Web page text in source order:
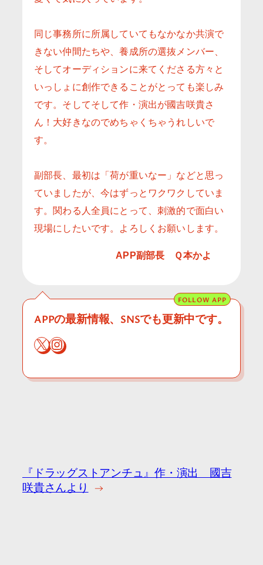
同じ事務所に所属していてもなかなか共演で
きない仲間たちや、養成所の選抜メンバー、
そしてオーディションに来てくださる方々と
いっしょに創作できることがとっても楽しみ
です。そしてそして作・演出が國吉咲貴さ
ん！大好きなのでめちゃくちゃうれしいで
す。
副部長、最初は「荷が重いなー」などと思っ
ていましたが、今はずっとワクワクしていま
す。関わる人全員にとって、刺激的で面白い
現場にしたいです。よろしくお願いします。
APP副部長 Ｑ本かよ
APPの最新情報、SNSでも更新中です。
X Instagram
『ドラッグストアンチュ』作・演出 國吉
咲貴さんより
→